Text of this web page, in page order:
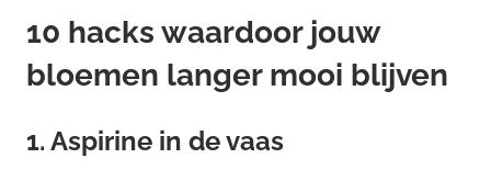
10 hacks waardoor jouw
bloemen langer mooi blijven
1. Aspirine in de vaas